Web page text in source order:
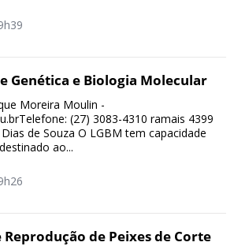
Genética e Biologia Molecular
Moreira Moulin -
(27) 3083-4310 ramais 4399
de Souza O LGBM tem capacidade
ao...
de Peixes de Corte